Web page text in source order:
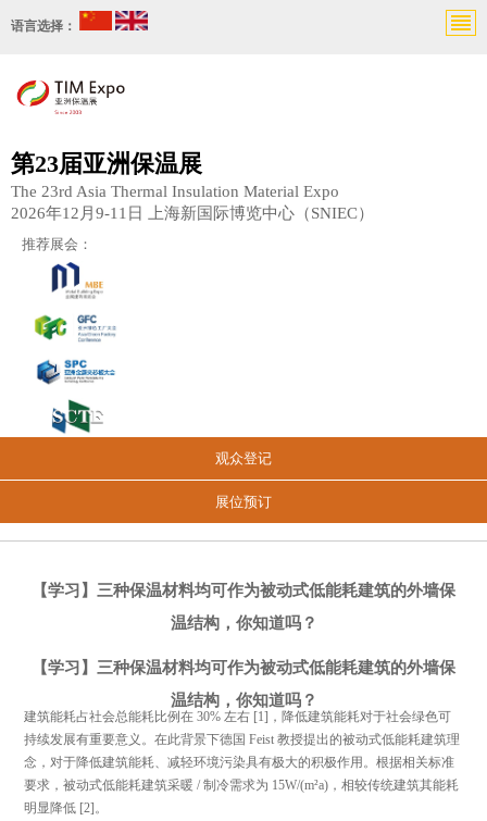
语言选择：
第23届亚洲保温展
The 23rd Asia Thermal Insulation Material Expo
2026年12月9-11日 上海新国际博览中心（SNIEC）
推荐展会：
观众登记
展位预订
【学习】三种保温材料均可作为被动式低能耗建筑的外墙保
温结构，你知道吗？
【学习】三种保温材料均可作为被动式低能耗建筑的外墙保
温结构，你知道吗？
建筑能耗占社会总能耗比例在 30% 左右 [1] ，降低建筑能耗对于社会绿色可
持续发展有重要意义。在此背景下德国 Feist 教授提出的被动式低能耗建筑理
念，对于降低建筑能耗、减轻环境污染具有极大的积极作用。根据相关标准
要求，被动式低能耗建筑采暖 / 制冷需求为 15W/(m²a)，相较传统建筑其能耗
明显降低 [2]。